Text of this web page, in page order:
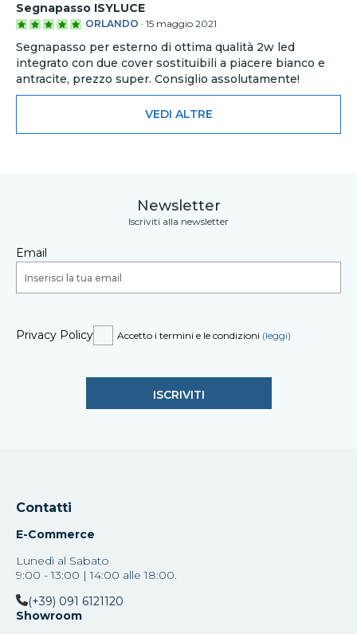
Segnapasso ISYLUCE
ORLANDO · 15 maggio 2021
Segnapasso per esterno di ottima qualità 2w led
integrato con due cover sostituibili a piacere bianco e
antracite, prezzo super. Consiglio assolutamente!
VEDI ALTRE
Newsletter
Iscriviti alla newsletter
Email
Privacy Policy Accetto i termini e le condizioni (leggi)
Contatti
E-Commerce
Lunedì al Sabato
9:00 - 13:00 | 14:00 alle 18:00.
(+39) 091 6121120
Showroom